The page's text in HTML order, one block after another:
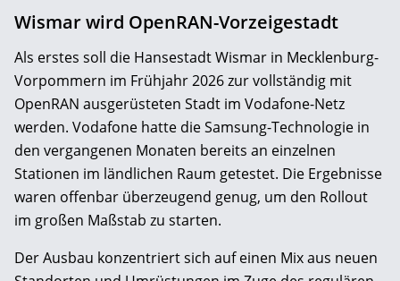
Wismar wird OpenRAN-Vorzeigestadt
Als erstes soll die Hansestadt Wismar in Mecklenburg-
Vorpommern im Frühjahr 2026 zur vollständig mit
OpenRAN ausgerüsteten Stadt im Vodafone-Netz
werden. Vodafone hatte die Samsung-Technologie in
den vergangenen Monaten bereits an einzelnen
Stationen im ländlichen Raum getestet. Die Ergebnisse
waren offenbar überzeugend genug, um den Rollout
im großen Maßstab zu starten.
Der Ausbau konzentriert sich auf einen Mix aus neuen